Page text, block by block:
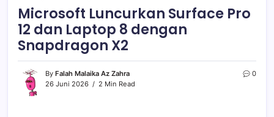
Microsoft Luncurkan Surface Pro
12 dan Laptop 8 dengan
Snapdragon X2
By Falah Malaika Az Zahra
26 Juni 2026
2 Min Read
0